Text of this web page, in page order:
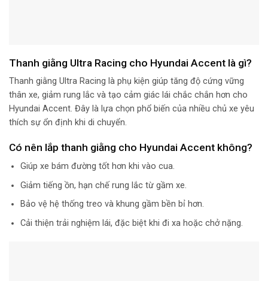
Thanh giằng Ultra Racing cho Hyundai Accent là gì?
Thanh giằng Ultra Racing là phụ kiện giúp tăng độ cứng vững
thân xe, giảm rung lắc và tạo cảm giác lái chắc chắn hơn cho
Hyundai Accent. Đây là lựa chọn phổ biến của nhiều chủ xe yêu
thích sự ổn định khi di chuyển.
Có nên lắp thanh giằng cho Hyundai Accent không?
Giúp xe bám đường tốt hơn khi vào cua.
Giảm tiếng ồn, hạn chế rung lắc từ gầm xe.
Bảo vệ hệ thống treo và khung gầm bền bỉ hơn.
Cải thiện trải nghiệm lái, đặc biệt khi đi xa hoặc chở nặng.